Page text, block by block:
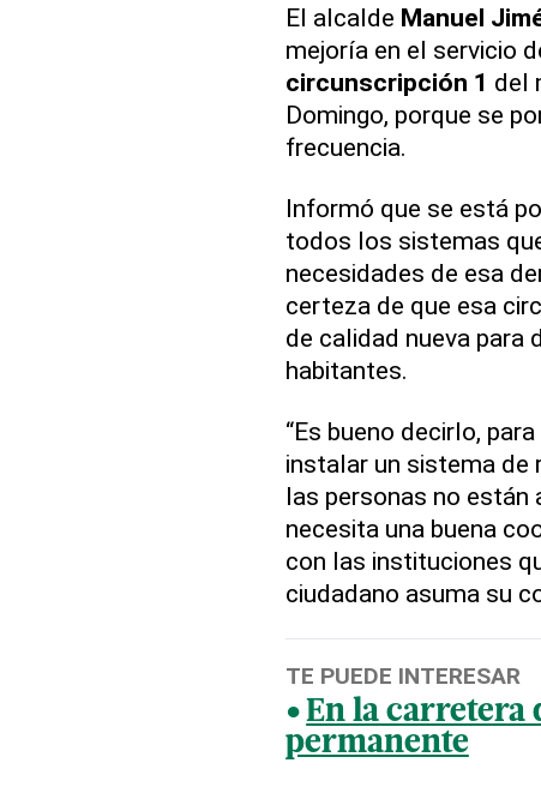
El alcalde Manuel
mejoría en el servicio
circunscripción 1 del
Domingo, porque se
frecuencia.
Informó que se está
todos los sistemas
necesidades de esa
certeza de que esa
de calidad nueva para
habitantes.
“Es bueno decirlo,
instalar un sistema de
las personas no están
necesita una buena
con las instituciones
ciudadano asuma su
TE PUEDE INTERESAR
En la carretera
permanente